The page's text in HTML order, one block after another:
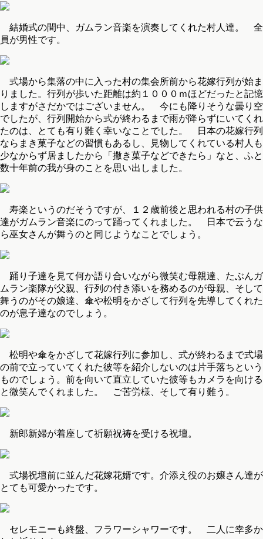
結婚式の間中、ガムラン音楽を演奏してくれた村人達。 全
員が男性です。
式場から集落の中に入った村の集会所前から花嫁行列が始ま
りました。行列が歩いた距離は約１０００ｍほどだったと記憶
しますがさだかではございません。 今にも降りそうな曇り空
でしたが、行列開始から式が終わるまで雨が降らずにいてくれ
たのは、とても有り難く幸いなことでした。 日本の花嫁行列
ならまき菓子などの習慣もあるし、見物してくれている村人も
少なからず居ましたから「撒き菓子などできたら」なと、ふと
数十年前の我が身のことを思い出しました。
寿楽というのだそうですが、１２歳前後と思われる村の子供
達がガムラン音楽にのって踊ってくれました。 日本で云うな
ら巫女さんが舞うのと同じようなことでしょう。
踊り子達を見て何か語り合いながら微笑む母親達、たぶんガ
ムラン楽隊が父親、行列の付き添いを務めるのが母親、そして
舞うのがその娘達、傘や松明をかざして行列を先導してくれた
のが息子達なのでしょう。
松明や傘をかざして花嫁行列に参加し、式が終わるまで式場
の前で立っていてくれた彼等を紹介しないのは片手落ちという
ものでしょう。前を向いて直立していた彼等もカメラを向ける
と微笑んでくれました。 ご苦労様、そして有り難う。
新郎新婦が着座して祈願祝祷を受ける祝壇。
式場祝壇前に並んだ花嫁花婿です。介添え役のお嬢さん達が
とても可愛かったです。
セレモニーも終盤、フラワーシャワーです。 二人に幸多か